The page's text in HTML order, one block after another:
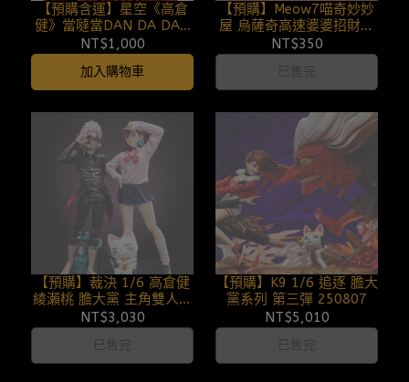
【預購含運】星空《高倉
健》當噠當DAN DA DAN
膽大黨綾瀨桃Takakura
Ken動漫二次元裝飾畫
250825
NT$1,000
加入購物車
【預購】Meow7喵奇妙妙
屋 烏薩奇高速婆婆招財貓
擺 吉伊卡哇+膽大黨
250819
NT$350
已售完
【預購】裁決 1/6 高倉健
綾瀨桃 膽大黨 主角雙人組
250811
NT$3,030
已售完
【預購】K9 1/6 追逐 膽大
黨系列 第三彈 250807
NT$5,010
已售完